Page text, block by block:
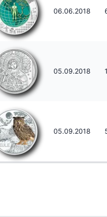
06.06.2018
05.09.2018
05.09.2018